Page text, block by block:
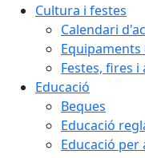
Cultura i festes
Calendari
Festes, fires
Educació
Beques
Educació
Educació per